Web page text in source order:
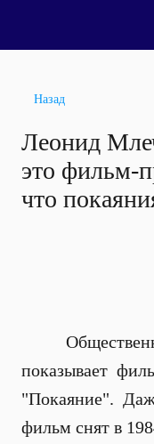
Назад
Леонид
это фильм-
что
показывает
"Покаяние".
фильм снят в